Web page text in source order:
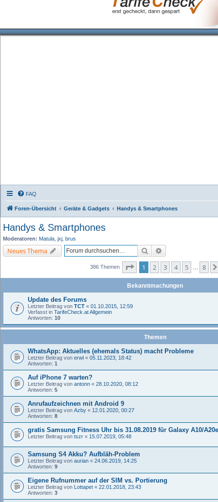
FAQ
Foren-Übersicht Geräte & Gadgets Handys & Smartphones
Handys & Smartphones
Moderatoren: Matula jxj brus
Neues Thema Suche
386 Themen Seite von
1 2 3 4 5 8
Bekanntmachungen
Update des Forums
Letzter Beitrag von TCT « 01.10.2015, 12:59
Verfasst in TarifeCheck.at Allgemein
Antworten: 10
Themen
WhatsApp: Aktuelles (ehemals Status) macht Probleme
Letzter Beitrag von erwl « 05.11.2023, 18:42
Antworten: 1
Auf iPhone 7 warten?
Letzter Beitrag von antonn « 28.10.2020, 08:12
Antworten: 5
Anrufaufzeichnen mit Android 9
Letzter Beitrag von Azby « 12.01.2020, 00:27
Antworten: 8
gratis Samsung Fitness Uhr bis 31.08.2019 für Galaxy A10/
Letzter Beitrag von tszr « 15.07.2019, 05:48
Samsung S4 Akku? Aufbläh-Problem
Letzter Beitrag von aurian « 24.06.2019, 14:25
Antworten: 9
Eigene Rufnummer auf der SIM vs. Portierung
Letzter Beitrag von Lottapet « 22.01.2018, 23:43
Antworten: 3